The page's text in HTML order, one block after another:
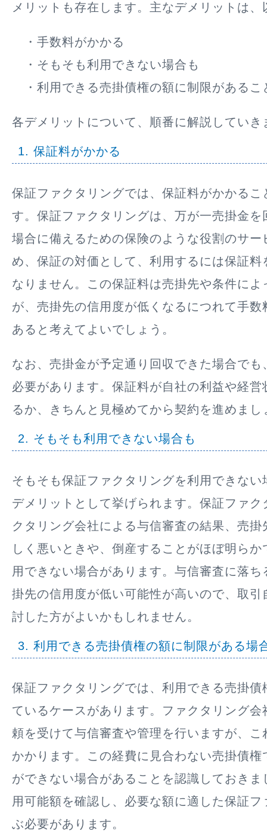
メリットも存在します。主なデメリットは
・手数料がかかる
・そもそも利用できない場合も
・利用できる売掛債権の額に制限があるこ
各デメリットについて、順番に解説していき
1. 保証料がかかる
保証ファクタリングでは、保証料がかかるこ
す。保証ファクタリングは、万が一売掛金を
場合に備えるための保険のような役割のサー
め、保証の対価として、利用するには保証料
なりません。この保証料は売掛先や条件によ
が、売掛先の信用度が低くなるにつれて手数
あると考えてよいでしょう。
なお、売掛金が予定通り回収できた場合でも
必要があります。保証料が自社の利益や経営
るか、きちんと見極めてから契約を進めまし
2. そもそも利用できない場合も
そもそも保証ファクタリングを利用できない
デメリットとして挙げられます。保証ファク
クタリング会社による与信審査の結果、売
しく悪いときや、倒産することがほぼ明ら
用できない場合があります。与信審査に落
掛先の信用度が低い可能性が高いので、取引
討した方がよいかもしれません。
3. 利用できる売掛債権の額に制限がある場
保証ファクタリングでは、利用できる売掛債
ているケースがあります。ファクタリング会
頼を受けて与信審査や管理を行いますが、こ
かかります。この経費に見合わない売掛債権
ができない場合があることを認識しておきま
用可能額を確認し、必要な額に適した保証
ぶ必要があります。